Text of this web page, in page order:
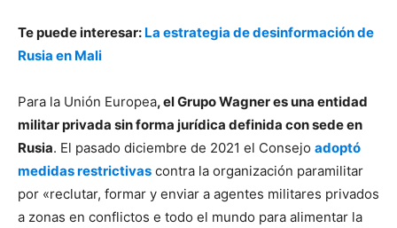
Te puede interesar: La estrategia de desinformación de
Rusia en Mali
Para la Unión Europea, el Grupo Wagner es una entidad
militar privada sin forma jurídica definida con sede en
Rusia. El pasado diciembre de 2021 el Consejo adoptó
medidas restrictivas contra la organización paramilitar
por «reclutar, formar y enviar a agentes militares privados
a zonas en conflictos e todo el mundo para alimentar la